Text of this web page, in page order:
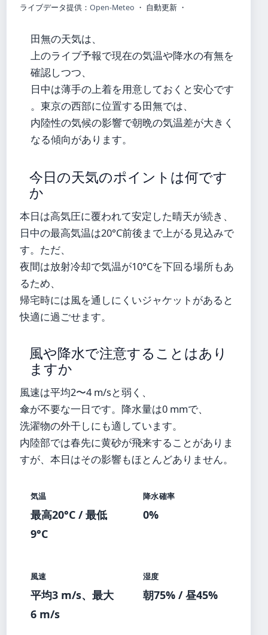
ライブデータ提供： Open-Meteo ・ 自動更新 ・
田無の天気は、
上のライブ予報で現在の気温や降水の有無を
確認しつつ、
日中は薄手の上着を用意しておくと安心です
。東京の西部に位置する田無では、
内陸性の気候の影響で朝晩の気温差が大きく
なる傾向があります。
今日の天気のポイントは何です
か
本日は高気圧に覆われて安定した晴天が続き、
日中の最高気温は20°C前後まで上がる見込みで
す。ただ、
夜間は放射冷却で気温が10°Cを下回る場所もあ
るため、
帰宅時には風を通しにくいジャケットがあると
快適に過ごせます。
風や降水で注意することはあり
ますか
風速は平均2〜4 m/sと弱く、
傘が不要な一日です。降水量は0 mmで、
洗濯物の外干しにも適しています。
内陸部では春先に黄砂が飛来することがありま
すが、本日はその影響もほとんどありません。
気温
最高20°C / 最低
9°C
降水確率
0%
風速
平均3 m/s、最大
6 m/s
湿度
朝75% / 昼45%